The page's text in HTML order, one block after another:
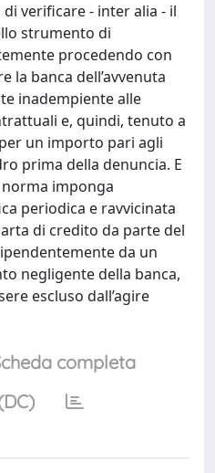
verificare - inter alia - il
strumento di
procedendo con
la banca dell’avvenuta
inadempiente alle
e, quindi, tenuto a
un importo pari agli
prima della denuncia. E
imponga
periodica e ravvicinata
di credito da parte del
da un
negligente della banca,
escluso dall’agire
completa